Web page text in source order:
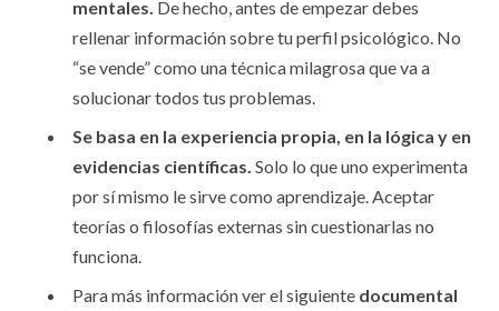
mentales. De hecho, antes de empezar debes
rellenar información sobre tu perfil psicológico. No
“se vende” como una técnica milagrosa que va a
solucionar todos tus problemas.
Se basa en la experiencia propia, en la lógica y en
evidencias científicas. Solo lo que uno experimenta
por sí mismo le sirve como aprendizaje. Aceptar
teorías o filosofías externas sin cuestionarlas no
funciona.
Para más información ver el siguiente documental